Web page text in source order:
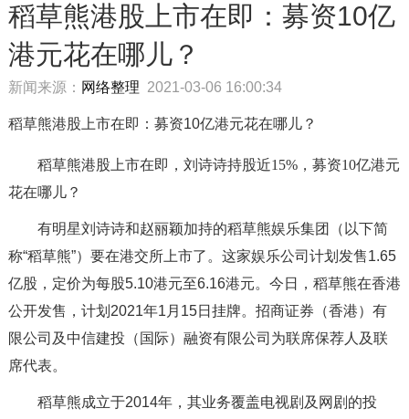
稻草熊港股上市在即：募资10亿
港元花在哪儿？
新闻来源： 网络整理 2021-03-06 16:00:34
稻草熊港股上市在即：募资10亿港元花在哪儿？
稻草熊港股上市在即，刘诗诗持股近15%，募资10亿港元
花在哪儿？
有明星刘诗诗和赵丽颖加持的稻草熊娱乐集团（以下简
称“稻草熊”）要在港交所上市了。这家娱乐公司计划发售1.65
亿股，定价为每股5.10港元至6.16港元。今日，稻草熊在香港
公开发售，计划2021年1月15日挂牌。招商证券（香港）有
限公司及中信建投（国际）融资有限公司为联席保荐人及联
席代表。
稻草熊成立于2014年，其业务覆盖电视剧及网剧的投